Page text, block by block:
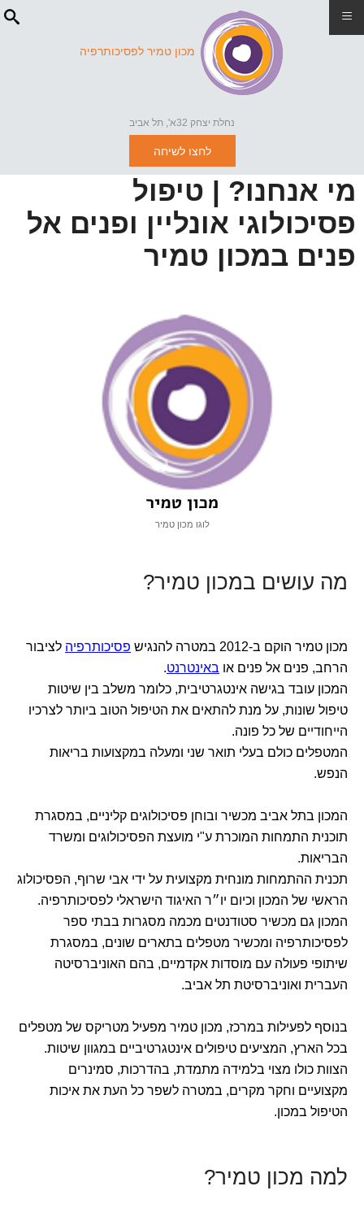
מכון טמיר לפסיכותרפיה
נחלת יצחק 32א', תל אביב
לחצו לשיחה
מי אנחנו? | טיפול
פסיכולוגי אונליין ופנים אל
פנים במכון טמיר
לוגו מכון טמיר
מה עושים במכון טמיר?
מכון טמיר הוקם ב-2012 במטרה להנגיש פסיכותרפיה לציבור
הרחב, פנים אל פנים או באינטרנט.
המכון עובד בגישה אינטגרטיבית, כלומר משלב בין שיטות
טיפול שונות, על מנת להתאים את הטיפול הטוב ביותר לצרכיו
הייחודיים של כל פונה.
המטפלים כולם בעלי תואר שני ומעלה במקצועות בריאות
הנפש.
המכון בתל אביב מכשיר ובוחן פסיכולוגים קליניים, במסגרת
תוכנית התמחות המוכרת ע"י מועצת הפסיכולוגים ומשרד
הבריאות.
תכנית ההתמחות מונחית מקצועית על ידי אבי שרוף, הפסיכולוג
הראשי של המכון וכיום יו״ר האיגוד הישראלי לפסיכותרפיה.
המכון גם מכשיר סטודנטים מכמה מסגרות בבתי ספר
לפסיכותרפיה ומכשיר מטפלים בתארים שונים, במסגרת
שיתופי פעולה עם מוסדות אקדמיים, בהם האוניברסיטה
העברית ואוניברסיטת תל אביב.
בנוסף לפעילות במרכז, מכון טמיר מפעיל מטריקס של מטפלים
בכל הארץ, המציעים טיפולים אינטגרטיביים במגוון שיטות.
הצוות כולו מצוי בלמידה מתמדת, בהדרכות, סמינרים
מקצועיים וחקר מקרים, במטרה לשפר כל העת את איכות
הטיפול במכון.
למה מכון טמיר?
≡